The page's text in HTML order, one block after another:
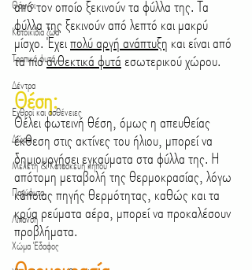
Θάμνοι
Κατοικίδια ζώα
Τροπικά φυτά
Δέντρα
Εχθροί και ασθένειες
Δώρα
Μελέτη & Κατασκευή κήπου
Παχύφυτα
Λίπανση
Χώμα Έδαφος
από τον οποίο ξεκινούν τα φύλλα της. Τα
φύλλα της ξεκινούν από λεπτό και μακρύ
μίσχο. Έχει πολύ αργή ανάπτυξη και είναι από
τα πιο ανθεκτικά φυτά εσωτερικού χώρου.
Θέση:
Θέλει φωτεινή θέση, όμως η απευθείας
έκθεση στις ακτίνες του ήλιου, μπορεί να
δημιουργήσει εγκαύματα στα φύλλα της. Η
απότομη μεταβολή της θερμοκρασίας, λόγω
κάποιας πηγής θερμότητας, καθώς και τα
κρύα ρεύματα αέρα, μπορεί να προκαλέσουν
προβλήματα.